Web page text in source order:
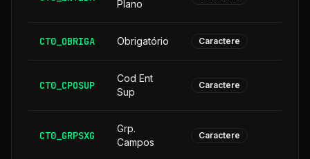
Plano
CT0_OBRIGA Obrigatório Caractere
CT0_CPOSUP
Cod Ent
Sup
Caractere
CT0_GRPSXG
Grp.
Campos
Caractere